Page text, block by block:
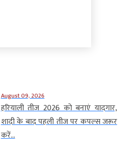
August 09, 2026
हरियाली तीज 2026 को बनाएं यादगार,
शादी के बाद पहली तीज पर कपल्स जरूर
करें...